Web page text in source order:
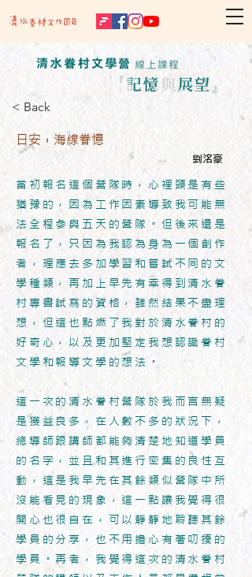
< Back
日安，海線眷憶
劉洺豪
當初報名這個營隊時，心裡頭是有些
猶豫的，因為工作因素導致我可能無
法全程參與五天的營隊。但後來還是
報名了，只因為我認為身為一個創作
者，理應去多加學習和嘗試不同的文
學種類，再加上早先有幸得到清水眷
村專書試寫的資格，雖然結果不盡理
想，但這也點燃了我對於清水眷村的
好奇心，以及更加堅定我想認識眷村
文學和報導文學的想法。
這一次的清水眷村營隊於我而言無疑
是獲益良多，在人數不多的狀況下，
總導師跟講師都能夠清楚地知道學員
的名字，並且和其進行密集的良性互
動，這是我早先在其餘類似營隊中所
沒能看見的現象，這一點讓我覺得很
開心也很自在，可以靜靜地聆聽其餘
學員的分享，也不用擔心有著叨擾的
學員。再者，我覺得這次的清水眷村